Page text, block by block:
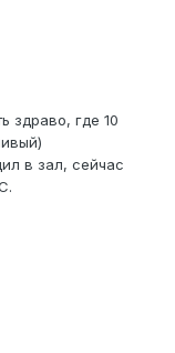
здраво, где 10
в зал, сейчас